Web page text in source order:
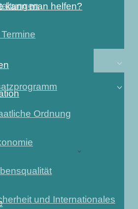
Ordnung
und Internationales
kann man helfen?